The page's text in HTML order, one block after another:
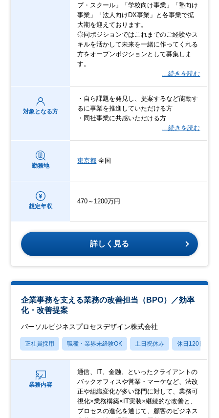
プ・スクール」「学校向け事業」「塾向け
事業」「法人向けDX事業」と各事業で拡
大期を迎えております。
◎同ポジションではこれまでのご経験やス
キルを活かして未来を一緒に作ってくれる
方をオープンポジションとして募集しま
す。
…続きを読む
対象となる方
・自ら課題を発見し、提案するなど能動す
るに事業を推進していただける方
・同社事業に共感いただける方
…続きを読む
勤務地
東京都 全国
想定年収
470～1200万円
詳しく見る
企業事務を支える業務の改善担当（BPO）／効率
化・改善提案
パーソルビジネスプロセスデザイン株式会社
正社員採用 職種・業界未経験OK 土日祝休み 休日120日以上
業務内容
通信、IT、金融、といったクライアントの
バックオフィスや営業・マーケなど、法改
正や組織変化が多い部門に対して、業務可
視化×業務構築×IT実装×継続的な改善と、
プロセスの進化を通じて、顧客のビジネス